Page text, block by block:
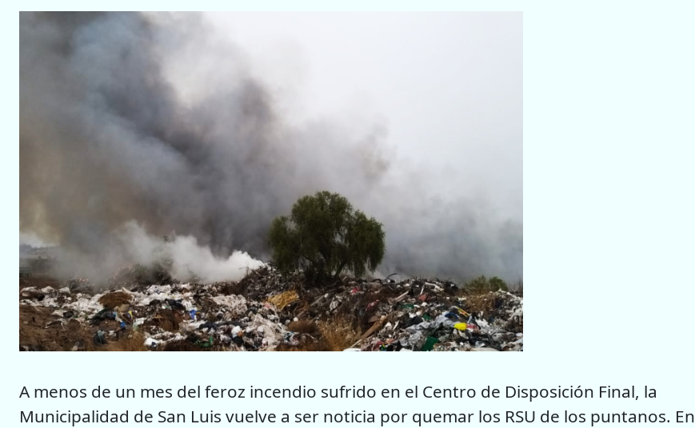
A menos de un mes del feroz incendio sufrido en el Centro de Disposición Final, la
Municipalidad de San Luis vuelve a ser noticia por quemar los RSU de los puntanos. En